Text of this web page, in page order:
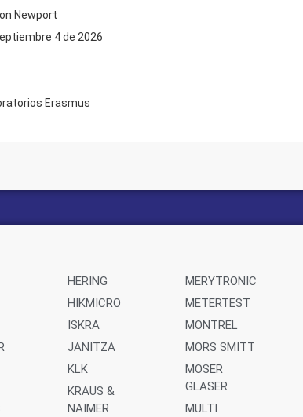
Newport
4 de 2026
Erasmus
HERING
HIKMICRO
ISKRA
JANITZA
KLK
KRAUS &
NAIMER
MERYTRONIC
METERTEST
MONTREL
MORS SMITT
MOSER
GLASER
MULTI